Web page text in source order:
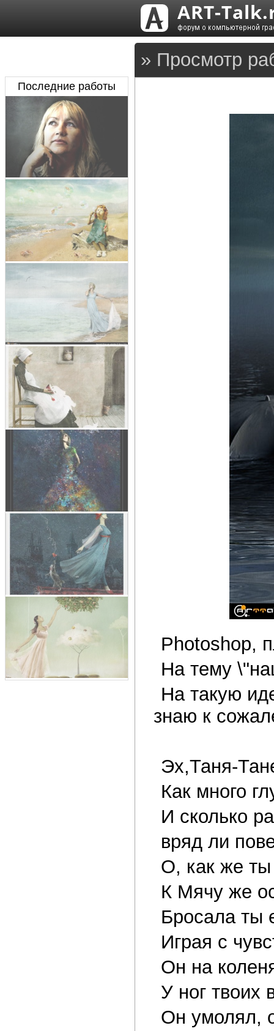
» Просмотр
Photoshop,
На тему
На такую
знаю к
Эх,Таня-
Как много
И сколько
вряд ли
О, как же ты
К Мячу же
Бросала ты
Играя с
Он на
У ног твоих
Он умолял,
Последние работы